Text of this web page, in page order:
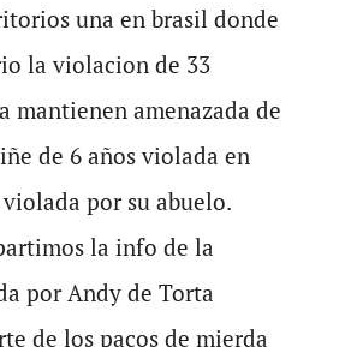
una en brasil donde
la violacion de 33
mantienen amenazada de
de 6 años violada en
por su abuelo.
la info de la
por Andy de Torta
de los pacos de mierda